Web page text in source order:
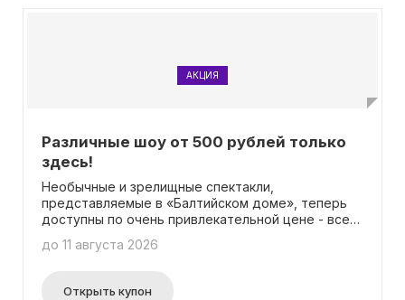
АКЦИЯ
Различные шоу от 500 рублей только
здесь!
Необычные и зрелищные спектакли,
представляемые в «Балтийском доме», теперь
доступны по очень привлекательной цене - всего
возможность окунуться в уникальную атмосферу
незабываемых впечатлений. «Балтийский дом»
до 11 августа 2026
Открыть купон